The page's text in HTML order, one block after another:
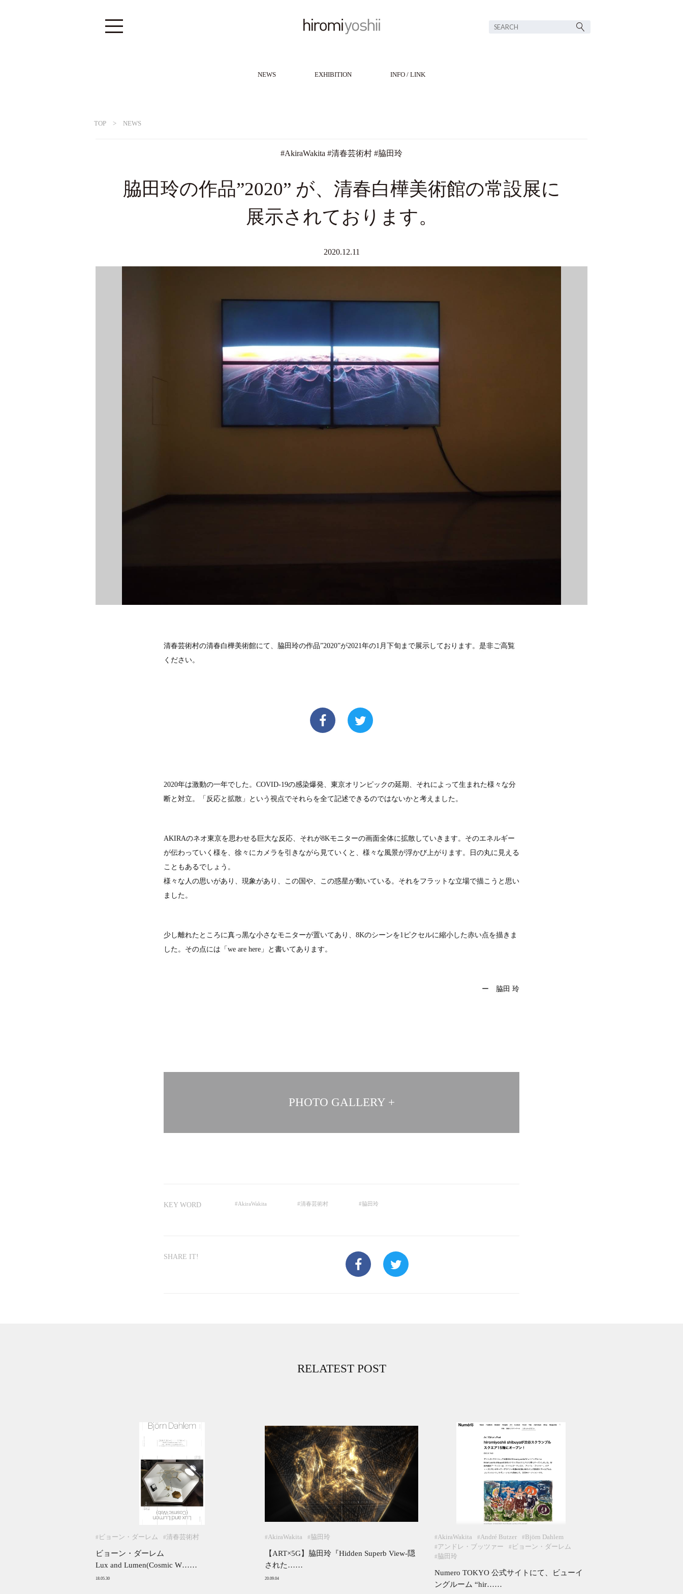
NEWS EXHIBITION INFO / LINK
TOP> NEWS
#AkiraWakita #清春芸術村 #脇田玲
脇田玲の作品”2020” が、清春白樺美術館の常設展に
展示されております。
2020.12.11
清春芸術村の清春白樺美術館にて、脇田玲の作品”2020”が2021年の1月下旬まで展示しております。是非ご高覧
ください。
2020年は激動の一年でした。COVID-19の感染爆発、東京オリンピックの延期、それによって生まれた様々な分
断と対立。「反応と拡散」という視点でそれらを全て記述できるのではないかと考えました。
AKIRAのネオ東京を思わせる巨大な反応、それが8Kモニターの画面全体に拡散していきます。そのエネルギー
が伝わっていく様を、徐々にカメラを引きながら見ていくと、様々な風景が浮かび上がります。日の丸に見える
こともあるでしょう。
様々な人の思いがあり、現象があり、この国や、この惑星が動いている。それをフラットな立場で描こうと思い
ました。
少し離れたところに真っ黒な小さなモニターが置いてあり、8Kのシーンを1ピクセルに縮小した赤い点を描きま
した。その点には「we are here」と書いてあります。
ー 脇田 玲
PHOTO GALLERY +
KEY WORD #AkiraWakita #清春芸術村 # 脇田玲
SHARE IT!
RELATEST POST
# ビョーン・ダーレム #清春芸術村
ビョーン・ダーレム
Lux and Lumen(Cosmic W……
18.05.30
#AkiraWakita #脇田玲
【ART×5G】脇田玲『Hidden Superb View-隠
された……
20.09.04
#AkiraWakita #André Butzer #Björn Dahlem
#アンドレ・ブッツァー # ビョーン・ダーレム
#脇田玲
Numero TOKYO 公式サイトにて、ビューイ
ングルーム “hir……